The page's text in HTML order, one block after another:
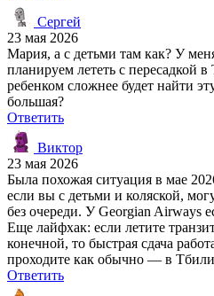
Сергей
23 мая 2026
Мария, а с детьми там как? У
планируем лететь с пересадкой
ребенком сложнее будет найти
большая?
Ответить
Виктор
23 мая 2026
Была похожая ситуация в мае
если вы с детьми и коляской,
без очереди. У Georgian Airways
Еще лайфхак: если летите
конечной, то быстрая сдача
проходите как обычно — в
Ответить